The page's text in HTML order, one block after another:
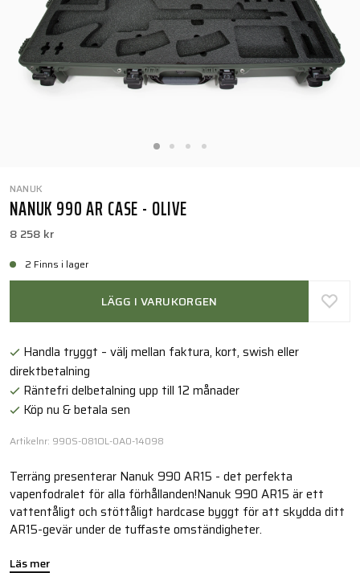
NANUK
NANUK 990 AR CASE - OLIVE
8 258 kr
2 Finns i lager
LÄGG I VARUKORGEN
Handla tryggt – välj mellan faktura, kort, swish eller
direktbetalning
Räntefri delbetalning upp till 12 månader
Köp nu & betala sen
Artikelnr: 990S-081OL-0A0-14098
Terräng presenterar Nanuk 990 AR15 - det perfekta
vapenfodralet för alla förhållanden!Nanuk 990 AR15 är ett
vattentåligt och stöttåligt hardcase byggt för att skydda ditt
AR15-gevär under de tuffaste omständigheter.
Läs mer